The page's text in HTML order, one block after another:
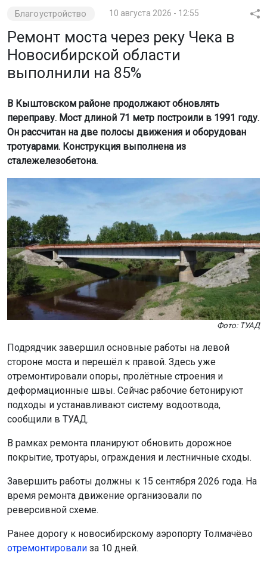
Благоустройство 10 августа 2026 - 12:55
Ремонт моста через реку Чека в
Новосибирской области
выполнили на 85%
В Кыштовском районе продолжают обновлять
переправу. Мост длиной 71 метр построили в 1991 году.
Он рассчитан на две полосы движения и оборудован
тротуарами. Конструкция выполнена из
сталежелезобетона.
Фото: ТУАД
Подрядчик завершил основные работы на левой
стороне моста и перешёл к правой. Здесь уже
отремонтировали опоры, пролётные строения и
деформационные швы. Сейчас рабочие бетонируют
подходы и устанавливают систему водоотвода,
сообщили в ТУАД.
В рамках ремонта планируют обновить дорожное
покрытие, тротуары, ограждения и лестничные сходы.
Завершить работы должны к 15 сентября 2026 года. На
время ремонта движение организовали по
реверсивной схеме.
Ранее дорогу к новосибирскому аэропорту Толмачёво
отремонтировали за 10 дней.